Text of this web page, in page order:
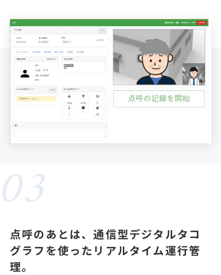
点呼のあとは、通信型デジタルタコ
グラフを使ったリアルタイム運行管
理。